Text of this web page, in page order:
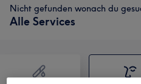
Nicht gefunden wonach du
Alle Services